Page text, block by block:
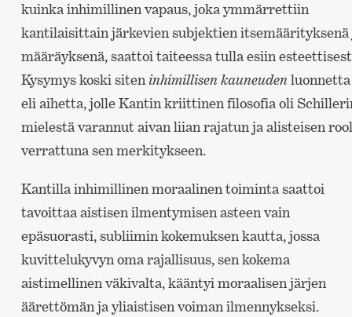
kuinka inhimillinen vapaus, joka ymmärrettiin
kantilaisittain järkevien subjektien itsemäärityksenä
määräyksenä, saattoi taiteessa tulla esiin
Kysymys koski siten inhimillisen kauneuden luonnetta
eli aihetta, jolle Kantin kriittinen filosofia oli
mielestä varannut aivan liian rajatun ja alisteisen
verrattuna sen merkitykseen.
Kantilla inhimillinen moraalinen toiminta saattoi
tavoittaa aistisen ilmentymisen asteen vain
epäsuorasti, subliimin kokemuksen kautta, jossa
kuvittelukyvyn oma rajallisuus, sen kokema
aistimellinen väkivalta, kääntyi moraalisen järjen
äärettömän ja yliaistisen voiman ilmennykseksi.